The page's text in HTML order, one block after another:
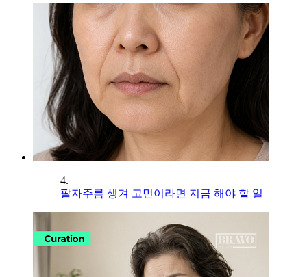
4.
팔자주름 생겨 고민이라면 지금 해야 할 일